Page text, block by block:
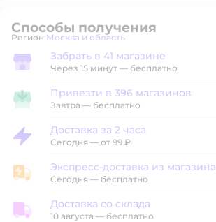
Способы получения
Регион: Выбор адреса доставки.
Москва и область
Забрать в магазине
Забрать в 41 магазине
Через 15 минут — бесплатно
Привезти в магазин
Привезти в 396 магазинов
Завтра — бесплатно
Доставка за 2 часа
Доставка за 2 часа
Сегодня — от 99 ₽
Экспресс-доставка из магазина
Экспресс-доставка из магазина
Сегодня — бесплатно
Доставка со склада
Доставка со склада
10 августа — бесплатно